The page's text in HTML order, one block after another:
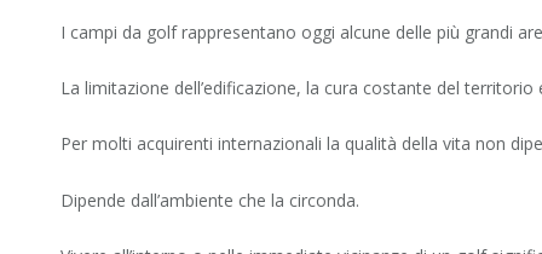
I campi da golf rappresentano oggi alcune delle più grandi
La limitazione dell’edificazione, la cura costante del
Per molti acquirenti internazionali la qualità della vita non
Dipende dall’ambiente che la circonda.